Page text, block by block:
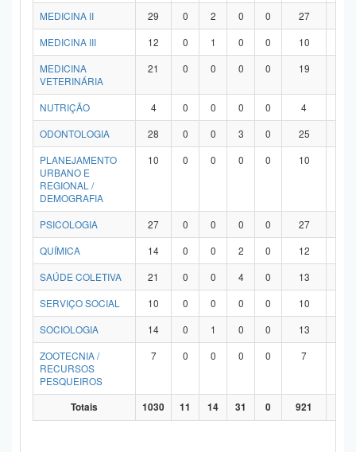
MEDICINA II
29 0 2 0 0 27
MEDICINA III
12 0 1 0 0 10
MEDICINA
VETERINÁRIA
21 0 0 0 0 19
NUTRIÇÃO 4 0 0 0 0 4
ODONTOLOGIA
28 0 0 3 0 25
PLANEJAMENTO
URBANO E
REGIONAL /
DEMOGRAFIA
10 0 0 0 0 10
PSICOLOGIA 27 0 0 0 0 27
QUÍMICA
14 0 0 2 0 12
SAÚDE COLETIVA
21 0 0 4 0 13
SERVIÇO SOCIAL
10 0 0 0 0 10
SOCIOLOGIA
14 0 1 0 0 13
ZOOTECNIA /
RECURSOS
PESQUEIROS
7 0 0 0 0 7
Totais 1030 11 14 31 0 921